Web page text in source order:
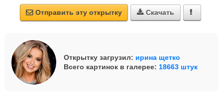
 Отправить эту открытку  Скачать 
Открытку загрузил: ирина щетко
Всего картинок в галерее: 18663 штук